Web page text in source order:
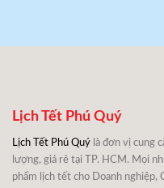
Lịch Tết Phú Quý
Lịch Tết Phú Quý là đơn vị cung
lượng, giá rẻ tại TP. HCM. Mọi
phẩm lịch tết cho Doanh nghiệp,